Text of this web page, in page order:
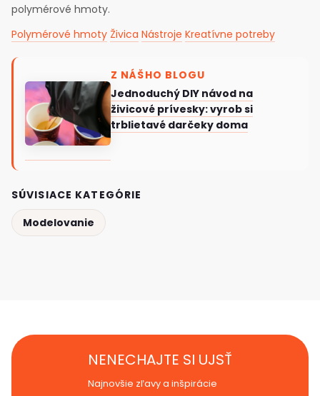
polymérové hmoty.
Polymérové hmoty Živica Nástroje Kreatívne potreby
Z NÁŠHO BLOGU
Jednoduchý DIY návod na
živicové prívesky: vyrob si
trblietavé darčeky doma
SÚVISIACE KATEGÓRIE
Modelovanie
NENECHAJTE SI UJSŤ
Najnovšie zľavy a inšpirácie